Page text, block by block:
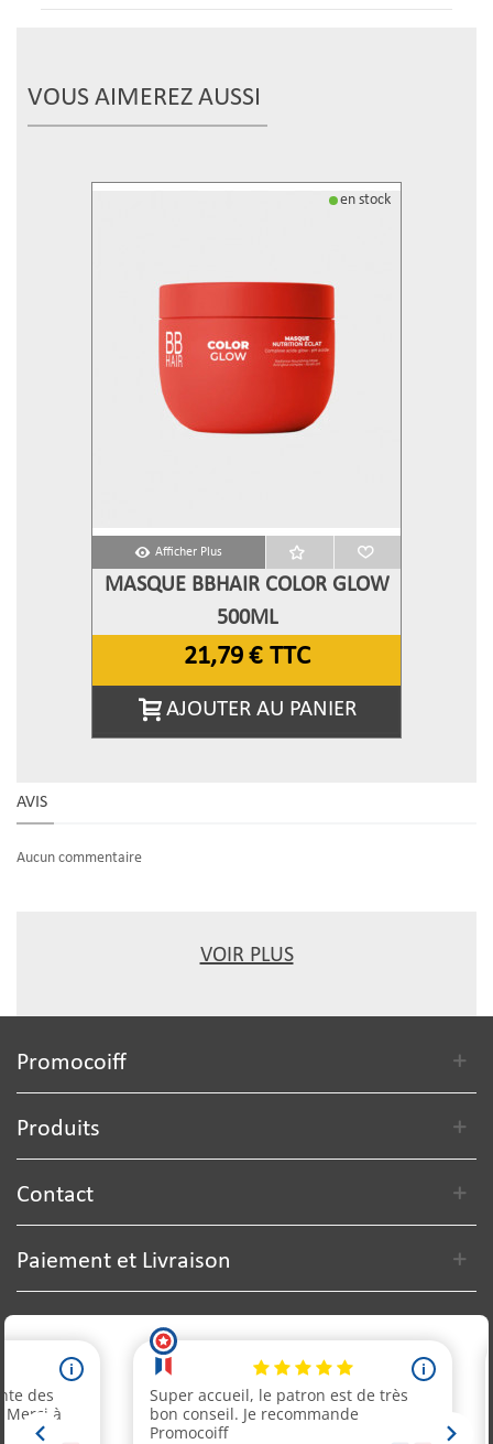
VOUS AIMEREZ AUSSI
en stock
Afficher Plus
MASQUE BBHAIR COLOR GLOW
500ML
21,79 € TTC
AJOUTER AU PANIER
AVIS
Aucun commentaire
VOIR PLUS
Promocoiff
Produits
Contact
Paiement et Livraison